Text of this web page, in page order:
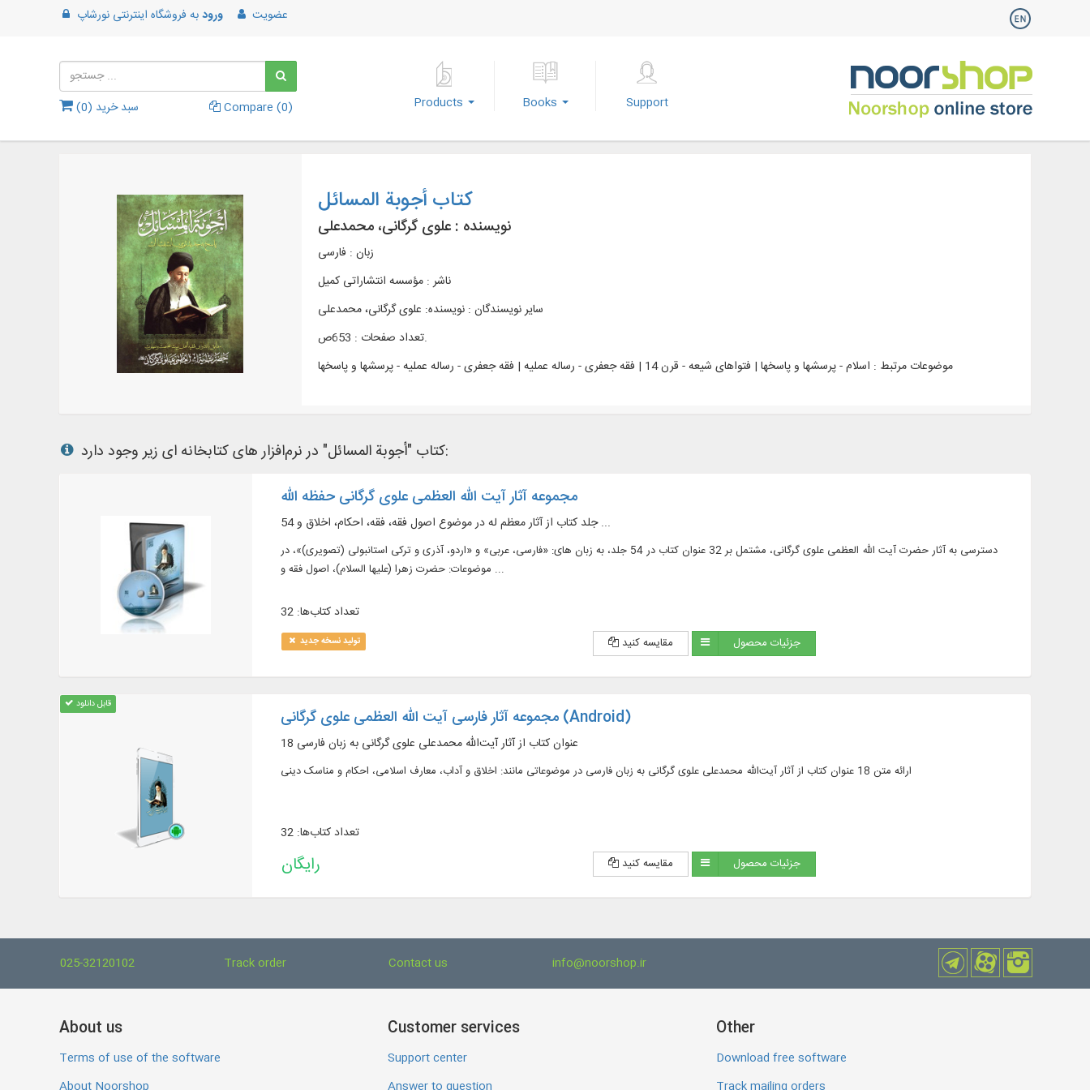
ورودبه فروشگاه اینترنتی نورشاپ عضویت
سبد خرید (0
) Compare (0) Products Books Support
کتاب أجوبة المسائل
نویسنده : علوی گرگانی، محمدعلی
زبان : فارسی
ناشر : مؤسسه انتشاراتی کمیل
سایر نویسندگان : نویسنده: علوی گرگانی، محمدعلی
تعداد صفحات : 653ص.
موضوعات مرتبط : اسلام - پرسشها و پاسخها | فتواهای شیعه - قرن 14 | فقه جعفری - رساله عملیه | فقه جعفری - رساله عملیه - پرسش‏ها و پاسخ‏ها
کتاب "أجوبة المسائل" در نرم‌افزار های کتابخانه ای زیر وجود دارد:
مجموعه آثار آیت الله العظمی علوی گرگانی حفظه الله
54 جلد کتاب از آثار معظم له در موضوع اصول فقه، فقه، احکام، اخلاق و ...
دسترسی به آثار حضرت آیت الله العظمی علوی گرگانی، مشتمل بر 32 عنوان کتاب در 54 جلد، به زبان های: «فارسی، عربی» و «اردو، آذری و ترکی استانبولی (تصویری)»، در
موضوعات: حضرت زهرا (عليها السلام)، اصول فقه و ...
تعداد کتاب‌ها: 32
تولید نسخه جدید مقایسه کنید جزئیات محصول
قابل دانلود
مجموعه آثار فارسی آیت الله العظمی علوی گرگانی (Android)
18 عنوان کتاب از آثار آیت‌الله محمدعلی علوی گرگانی به زبان فارسی
ارائه متن 18 عنوان کتاب از آثار آیت‌الله محمدعلی علوی گرگانی به زبان فارسی در موضوعاتی مانند: اخلاق و آداب، معارف اسلامی، احکام و مناسک دینی
تعداد کتاب‌ها: 32
رایگان مقایسه کنید جزئیات محصول
025-32120102 Track order Contact us info@noorshop.ir
About us
Terms of use of the software
Customer services
Support center
Other
Download free software